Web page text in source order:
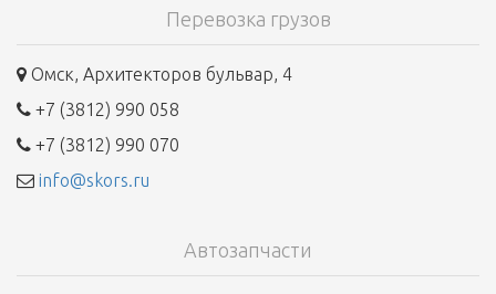
Перевозка грузов
Омск, Архитекторов бульвар, 4
+7 (3812) 990 058
+7 (3812) 990 070
info@skors.ru
Автозапчасти